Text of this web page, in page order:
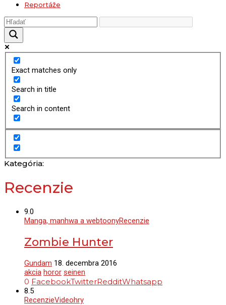
Reportáže
Exact matches only
Search in title
Search in content
Kategória:
Recenzie
9.0
Manga, manhwa a webtoonyRecenzie
Zombie Hunter
Gundam 18. decembra 2016
akcia horor seinen
0 FacebookTwitterRedditWhatsapp
8.5
RecenzieVideohry